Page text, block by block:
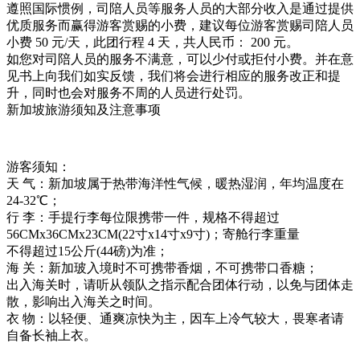
遵照国际惯例，司陪人员等服务人员的大部分收入是通过提供
优质服务而赢得游客赏赐的小费，建议每位游客赏赐司陪人员
小费 50 元/天，此团行程 4 天，共人民币： 200 元。
如您对司陪人员的服务不满意，可以少付或拒付小费。并在意
见书上向我们如实反馈，我们将会进行相应的服务改正和提
升，同时也会对服务不周的人员进行处罚。
新加坡旅游须知及注意事项
游客须知：
天 气：新加坡属于热带海洋性气候，暖热湿润，年均温度在
24-32℃；
行 李：手提行李每位限携带一件，规格不得超过
56CMx36CMx23CM(22寸x14寸x9寸)；寄舱行李重量
不得超过15公斤(44磅)为准；
海 关：新加玻入境时不可携带香烟，不可携带口香糖；
出入海关时，请听从领队之指示配合团体行动，以免与团体走
散，影响出入海关之时间。
衣 物：以轻便、通爽凉快为主，因车上冷气较大，畏寒者请
自备长袖上衣。